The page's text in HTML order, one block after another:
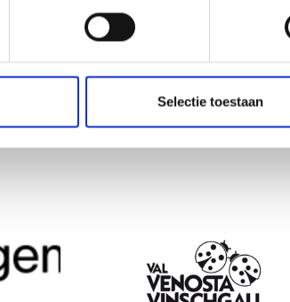
Selectie toestaan
NUTTIG VOOR U?